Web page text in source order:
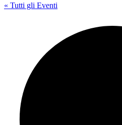
« Tutti gli Eventi